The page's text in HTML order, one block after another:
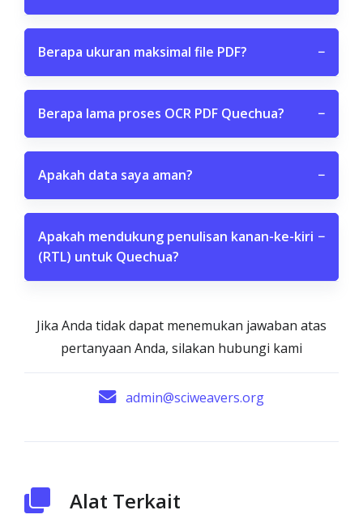
Berapa ukuran maksimal file PDF? −
Berapa lama proses OCR PDF Quechua? −
Apakah data saya aman? −
Apakah mendukung penulisan kanan-ke-kiri
(RTL) untuk Quechua?
−
Jika Anda tidak dapat menemukan jawaban atas
pertanyaan Anda, silakan hubungi kami
admin@sciweavers.org
Alat Terkait